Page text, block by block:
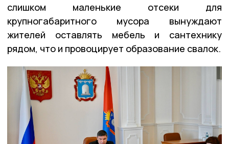
слишком маленькие отсеки для
крупногабаритного мусора вынуждают
жителей оставлять мебель и сантехнику
рядом, что и провоцирует образование свалок.